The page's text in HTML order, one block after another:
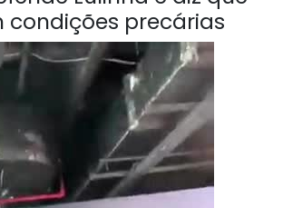
condições precárias